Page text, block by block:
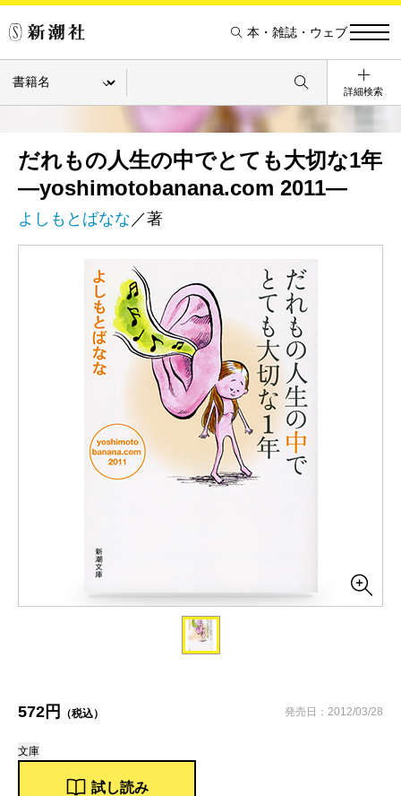
本・雑誌・ウェブ
詳細検索
だれもの人生の中でとても大切な1年
―yoshimotobanana.com 2011―
よしもとばなな ／著
572円 （税込） 発売日：2012/03/28
文庫
試し読み